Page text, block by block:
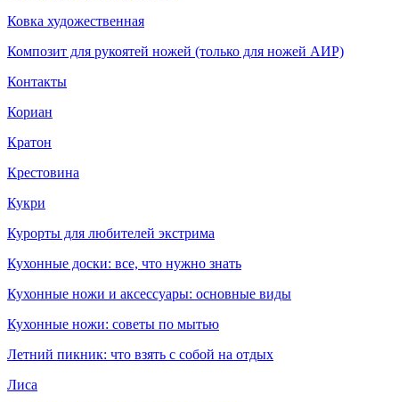
Ковка художественная
Композит для рукоятей ножей (только для ножей АИР)
Контакты
Кориан
Кратон
Крестовина
Кукри
Курорты для любителей экстрима
Кухонные доски: все, что нужно знать
Кухонные ножи и аксессуары: основные виды
Кухонные ножи: советы по мытью
Летний пикник: что взять с собой на отдых
Лиса